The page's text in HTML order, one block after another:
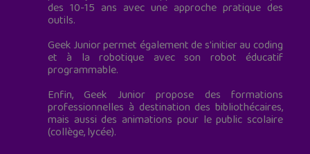
des 10-15 ans avec une approche pratique des
outils.
Geek Junior permet également de s'initier au coding
et à la robotique avec son robot éducatif
programmable.
Enfin, Geek Junior propose des formations
professionnelles à destination des bibliothécaires,
mais aussi des animations pour le public scolaire
(collège, lycée).